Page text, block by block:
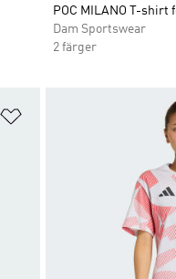
POC MILANO T-shirt
Dam Sportswear
2 färger
Lägg till på önskelistan